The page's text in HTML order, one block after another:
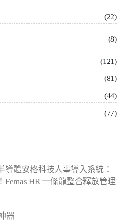
(22)
(8)
(121)
(81)
(44)
(77)
導體安格科技人事導入系統：
Femas HR 一條龍整合釋放管理
器